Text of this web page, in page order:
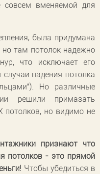
совсем вменяемой для
была придумана
но там потолок надежно
что исключает его
падения потолка
Но различные
решили примазать
потолков, но видимо не
признают что
потолков - это прямой
Чтобы убедиться в